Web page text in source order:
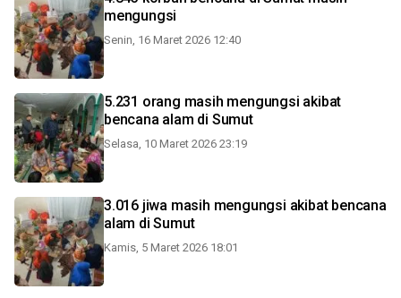
mengungsi
Senin, 16 Maret 2026 12:40
5.231 orang masih mengungsi akibat
bencana alam di Sumut
Selasa, 10 Maret 2026 23:19
3.016 jiwa masih mengungsi akibat bencana
alam di Sumut
Kamis, 5 Maret 2026 18:01